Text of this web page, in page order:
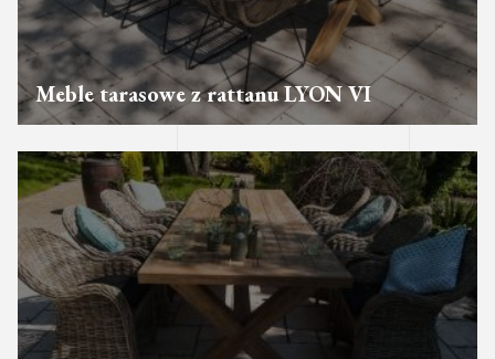
Meble tarasowe z rattanu LYON VI